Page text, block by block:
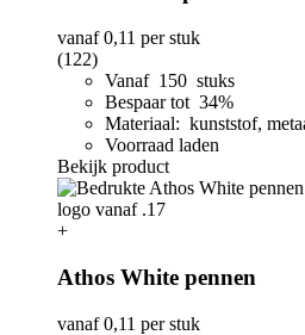
vanaf0,11 per stuk
(122)
Vanaf 150 stuks
Bespaar tot 34%
Materiaal: kunststof,
Voorraad laden
Bekijk product
+
Athos White pennen
vanaf0,11 per stuk